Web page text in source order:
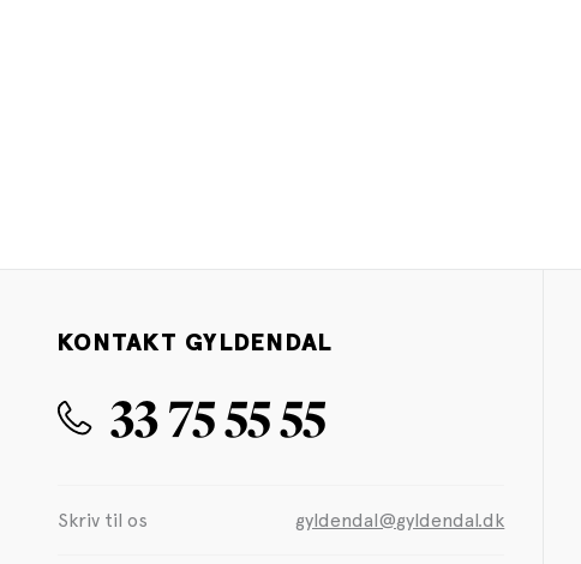
KONTAKT GYLDENDAL
33 75 55 55
Skriv til os gyldendal@gyldendal.dk